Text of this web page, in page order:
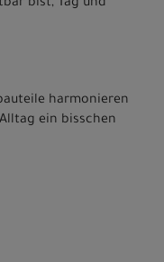
bist, Tag und
harmonieren
ein bisschen